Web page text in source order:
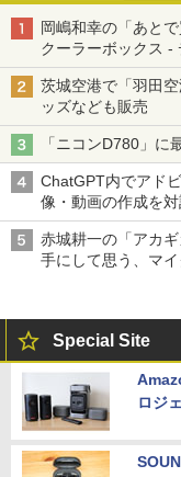
岡嶋和幸の「あと
クーラーボックス -
茨城空港で「羽田
ッズなども販売
「ニコンD780」
ChatGPT内でアド
像・動画の作成を
赤城耕一の「アカ
手にして思う、マ
Special Site
ロジ